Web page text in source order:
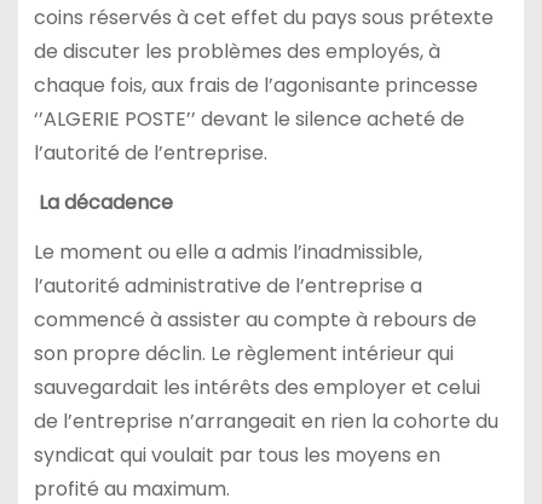
coins réservés à cet effet du pays sous prétexte
de discuter les problèmes des employés, à
chaque fois, aux frais de l’agonisante princesse
‘’ALGERIE POSTE’’ devant le silence acheté de
l’autorité de l’entreprise.
La décadence
Le moment ou elle a admis l’inadmissible,
l’autorité administrative de l’entreprise a
commencé à assister au compte à rebours de
son propre déclin. Le règlement intérieur qui
sauvegardait les intérêts des employer et celui
de l’entreprise n’arrangeait en rien la cohorte du
syndicat qui voulait par tous les moyens en
profité au maximum.